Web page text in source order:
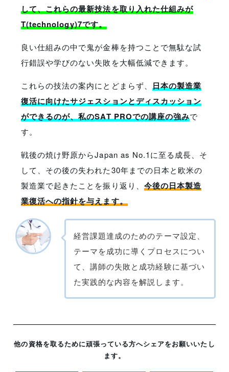
して、これらの最新技法を取り入れた仕組みが
T(technology)7です。
良い仕組みの中で鬼が金棒を持つことで無駄な試
行錯誤や学びのない失敗を大幅低減できます。
これらの技法の案内にとどまらず、 日本の製造業
復活に向けたサジェスションとディスカッション
ができるのが、私のSAT PROでの講座の強みで
す。
戦後の焼け野原からJapan as No.1に至る成長、そ
して、その後の失われた30年までの日本と欧米の
製造業で起きたことを振り返り、 今後の日本製造
業復活への指針を与えます。
経営課題達成のためのテーマ設定、
テーマを成功に導くプロセスについ
て、講師の失敗と成功経験に基づい
た実践的な内容を解説します。
他の資格を取るために頑張っている方へシェアをお願いいたし
ます。